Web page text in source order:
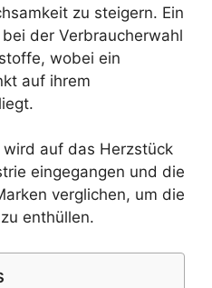
zu steigern. Ein
der Verbraucherwahl
wobei ein
auf ihrem
auf das Herzstück
eingegangen und die
verglichen, um die
enthüllen.